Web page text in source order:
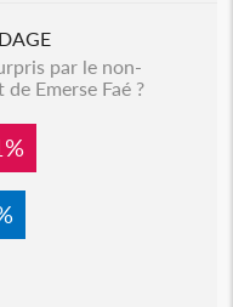
par le non-
Emerse Faé ?